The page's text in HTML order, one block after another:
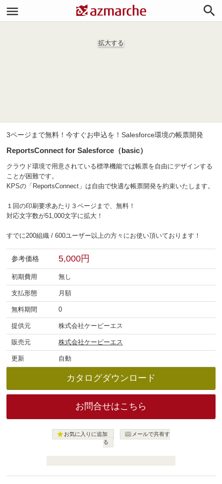


拡大する
3ページまで無料！今すぐお申込を！Salesforce環境の帳票開発
ReportsConnect for Salesforce（basic）
クラウド環境で用意されている標準機能では帳票を自由にデザインする
ことが困難です。
KPSの「ReportsConnect」は自由で快適な帳票開発を約束いたします。
１回の印刷要求あたり３ページまで、無料！
対応文字数が51,000文字に拡大！
すでに200組織 / 600ユーザー以上の方々にお使い頂いております！
参考価格 5,000円
初期費用 無し
支払形態 月額
無料期間 0
提供元 株式会社ケーピーエス
販売元 株式会社ケーピーエス
更新 自動
カタログダウンロード
お問合せはこちら
お気に入りに追加  メールで共有す
る